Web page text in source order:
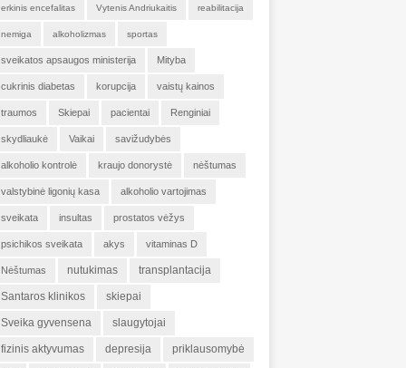
erkinis encefalitas Vytenis Andriukaitis reabilitacija
nemiga alkoholizmas sportas
sveikatos apsaugos ministerija Mityba
cukrinis diabetas korupcija vaistų kainos
traumos Skiepai pacientai Renginiai
skydliaukė Vaikai savižudybės
alkoholio kontrolė kraujo donorystė nėštumas
valstybinė ligonių kasa alkoholio vartojimas
sveikata insultas prostatos vėžys
psichikos sveikata akys vitaminas D
Nėštumas nutukimas transplantacija
Santaros klinikos skiepai
Sveika gyvensena slaugytojai
fizinis aktyvumas depresija priklausomybė